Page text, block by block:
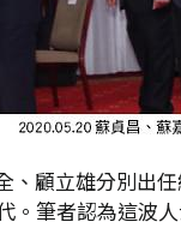
顧立雄分別出
。筆者認為這波